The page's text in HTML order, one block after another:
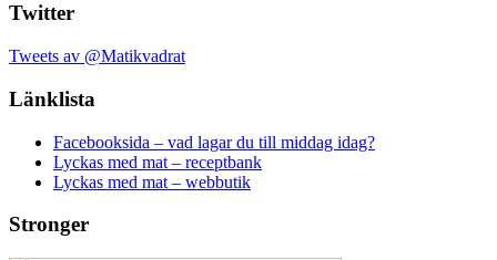
Twitter
Tweets av @Matikvadrat
Länklista
Facebooksida – vad lagar du till middag idag?
Lyckas med mat – receptbank
Lyckas med mat – webbutik
Stronger